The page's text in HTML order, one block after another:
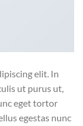
elit. In
ut purus ut,
eget tortor
egestas nunc